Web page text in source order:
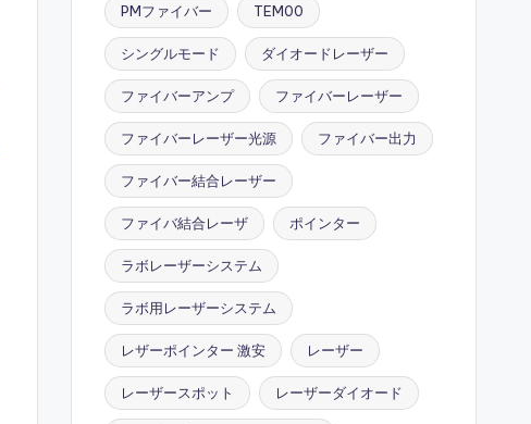
PMファイバー TEM00
シングルモード ダイオードレーザー
ファイバーアンプ ファイバーレーザー
ファイバーレーザー光源 ファイバー出力
ファイバー結合レーザー
ファイバ結合レーザ ポインター
ラボレーザーシステム
ラボ用レーザーシステム
レザーポインター 激安 レーザー
レーザースポット レーザーダイオード